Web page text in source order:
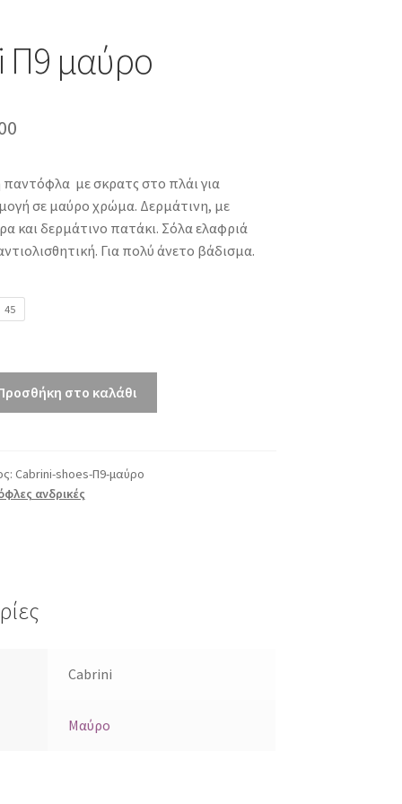
Π9 μαύρο
Η
τιμή
είναι:
€49.00.
παντόφλα με σκρατς στο πλάι για
σε μαύρο χρώμα. Δερμάτινη, με
και δερμάτινο πατάκι. Σόλα ελαφριά
Για πολύ άνετο βάδισμα.
45
στο καλάθι
Cabrini-shoes-Π9-μαύρο
ανδρικές
Cabrini
Μαύρο